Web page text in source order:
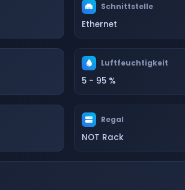
Schnittstelle
Ethernet
Luftfeuchtigkeit
5 - 95 %
Regal
NOT Rack